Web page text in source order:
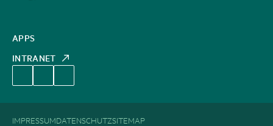
APPS
INTRANET
IMPRESSUMDATENSCHUTZSITEMAP